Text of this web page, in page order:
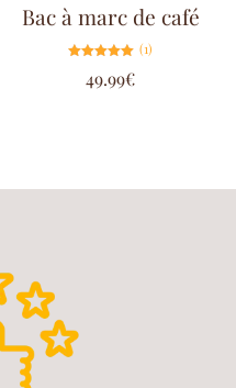
Bac à marc de café
5.00
sur 5
(1)
49.99€